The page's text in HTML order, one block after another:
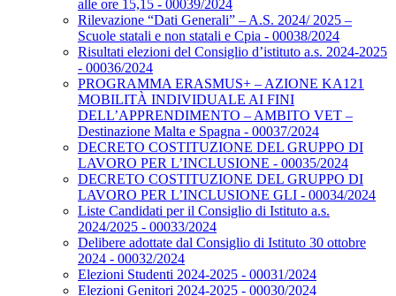
alle ore 15,15 - 00039/2024
Rilevazione “Dati Generali” – A.S. 2024/ 2025 –
Scuole statali e non statali e Cpia - 00038/2024
Risultati elezioni del Consiglio d’istituto a.s. 2024-2025
- 00036/2024
PROGRAMMA ERASMUS+ – AZIONE KA121
MOBILITÀ INDIVIDUALE AI FINI
DELL’APPRENDIMENTO – AMBITO VET –
Destinazione Malta e Spagna - 00037/2024
DECRETO COSTITUZIONE DEL GRUPPO DI
LAVORO PER L’INCLUSIONE - 00035/2024
DECRETO COSTITUZIONE DEL GRUPPO DI
LAVORO PER L’INCLUSIONE GLI - 00034/2024
Liste Candidati per il Consiglio di Istituto a.s.
2024/2025 - 00033/2024
Delibere adottate dal Consiglio di Istituto 30 ottobre
2024 - 00032/2024
Elezioni Studenti 2024-2025 - 00031/2024
Elezioni Genitori 2024-2025 - 00030/2024